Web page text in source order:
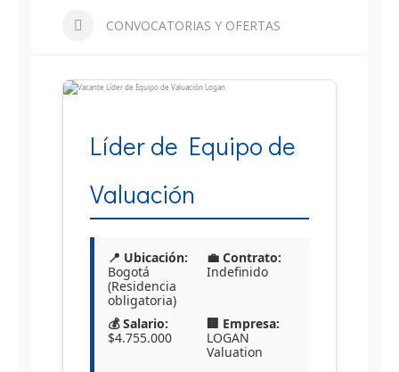
CONVOCATORIAS Y OFERTAS
Líder de Equipo de
Valuación
📍 Ubicación:
Bogotá
(Residencia
obligatoria)
💼 Contrato:
Indefinido
💰 Salario:
$4.755.000
🏢 Empresa:
LOGAN
Valuation